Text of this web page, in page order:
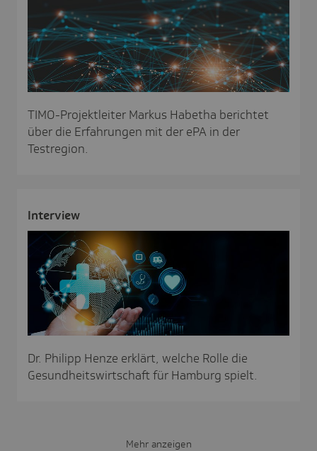
TIMO-Projektleiter Markus Habetha berichtet
über die Erfahrungen mit der ePA in der
Testregion.
Inter­view
Dr. Philipp Henze erklärt, welche Rolle die
Gesundheitswirtschaft für Hamburg spielt.
Mehr anzeigen